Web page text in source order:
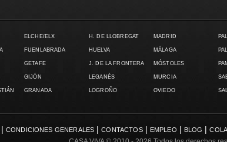
ELCHE/ELX
FUENLABRADA
GETAFE
GIJÓN
GRANADA
H. DE LLOBREGAT
HUELVA
J. DE LA FRONTERA
LEGANÉS
LOGROÑO
MADRID
MÁLAGA
MÓSTOLES
MURCIA
OVIEDO
| CONDICIONES GENERALES | CONTACTOS | EMPLEO | BLOG |